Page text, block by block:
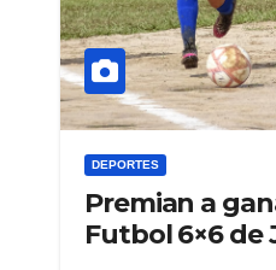
DEPORTES
Premian a
Futbol 6×6 de